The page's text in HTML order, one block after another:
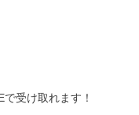
受け取れます！